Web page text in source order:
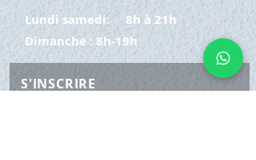
Lundi samedi:
8h à 21h
Dimanche : 8h-19h
S'INSCRIRE